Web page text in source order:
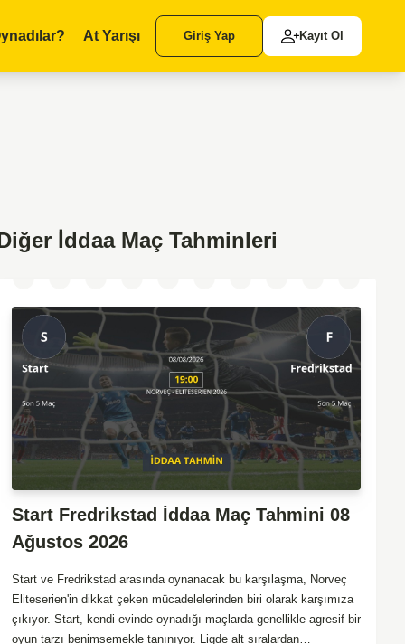
At Yarışı Giriş Yap Kayıt Ol
İddaa Maç Tahminleri
Start Fredrikstad İddaa Maç Tahmini 08
Ağustos 2026
Start ve Fredrikstad arasında oynanacak bu karşılaşma, Norveç
Eliteserien'in dikkat çeken mücadelelerinden biri olarak karşımıza
çıkıyor. Start, kendi evinde oynadığı maçlarda genellikle agresif bir
oyun tarzı benimsemekle tanınıyor. Ligde alt sıralardan